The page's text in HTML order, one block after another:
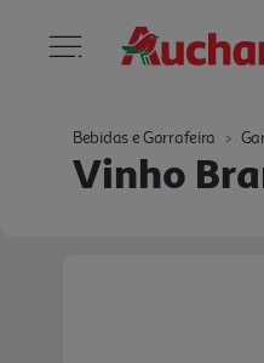
Bebidas e Garrafeira
Vinho